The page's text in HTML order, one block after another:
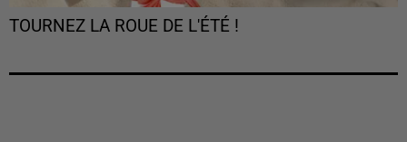
TOURNEZ LA ROUE DE L'ÉTÉ !